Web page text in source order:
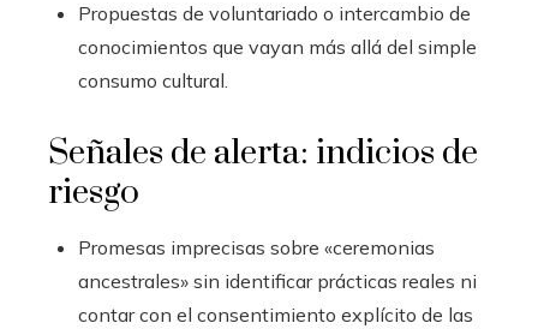
Propuestas de voluntariado o intercambio de
conocimientos que vayan más allá del simple
consumo cultural.
Señales de alerta: indicios de
riesgo
Promesas imprecisas sobre «ceremonias
ancestrales» sin identificar prácticas reales ni
contar con el consentimiento explícito de las